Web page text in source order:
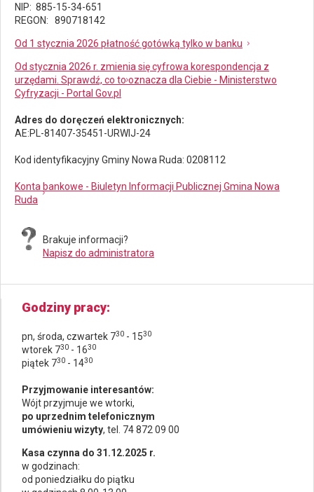
NIP: 885-15-34-651
REGON: 890718142
Od 1 stycznia 2026 płatność gotówką tylko w banku
Od stycznia 2026 r. zmienia się cyfrowa korespondencja z
urzędami. Sprawdź, co to oznacza dla Ciebie - Ministerstwo
Cyfryzacji - Portal Gov.pl
Adres do doręczeń elektronicznych:
AE:PL-81407-35451-URWIJ-24
Kod identyfikacyjny Gminy Nowa Ruda: 0208112
Konta bankowe - Biuletyn Informacji Publicznej Gmina Nowa
Ruda
Brakuje informacji?
Napisz do administratora
Godziny pracy
pn, środa, czwartek 730 - 1530
wtorek 730 - 1630
piątek 730 - 1430
Przyjmowanie interesantów:
Wójt przyjmuje we wtorki,
po uprzednim telefonicznym
umówieniu wizyty, tel. 74 872 09 00
Kasa czynna do 31.12.2025 r.
w godzinach:
od poniedziałku do piątku